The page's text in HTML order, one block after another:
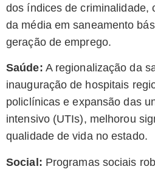
dos índices de criminalidade,
da média em saneamento
geração de emprego.
Saúde: A regionalização da
inauguração de hospitais
policlínicas e expansão das
intensivo (UTIs), melhorou
qualidade de vida no estado.
Social: Programas sociais